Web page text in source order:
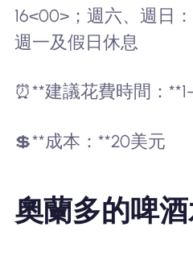
16<00>；週六、週日：
週一及假日休息
⏰**建議花費時間：
💲**成本：**20美元
奧蘭多的啤